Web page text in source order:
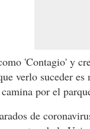
'Contagio' y
verlo suceder
por el
de